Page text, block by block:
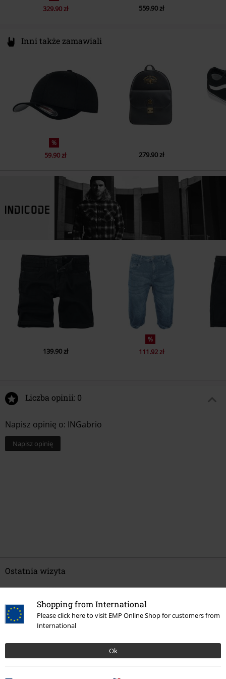
Shopping from International
Please click here to visit EMP Online Shop for customers from
International
Ok
329.90 zł 559.90 zł
Inni także zamawiali
%
59.90 zł 279.90 zł
139.90 zł
%
111.92 zł
Liczba opinii: 0
Napisz opinię o: INGabrio
Napisz opinię
Ostatnia wizyta